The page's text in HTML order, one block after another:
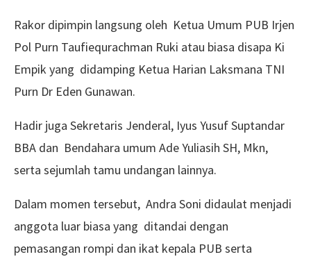
Rakor dipimpin langsung oleh Ketua Umum PUB Irjen
Pol Purn Taufiequrachman Ruki atau biasa disapa Ki
Empik yang didamping Ketua Harian Laksmana TNI
Purn Dr Eden Gunawan.
Hadir juga Sekretaris Jenderal, Iyus Yusuf Suptandar
BBA dan Bendahara umum Ade Yuliasih SH, Mkn,
serta sejumlah tamu undangan lainnya.
Dalam momen tersebut, Andra Soni didaulat menjadi
anggota luar biasa yang ditandai dengan
pemasangan rompi dan ikat kepala PUB serta